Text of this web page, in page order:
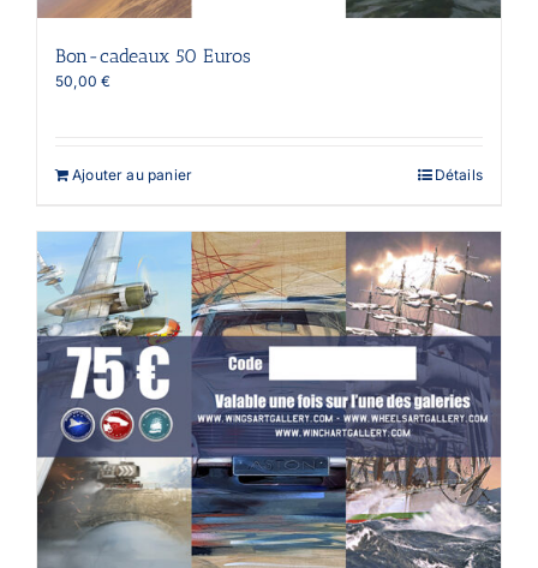
Bon-cadeaux 50 Euros
50,00€
Ajouter au panier Détails